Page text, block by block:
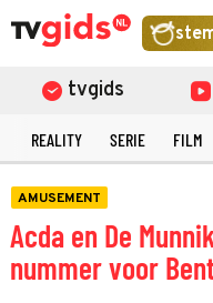
tvgids
REALITY SERIE FILM
AMUSEMENT
Acda en De
nummer voor